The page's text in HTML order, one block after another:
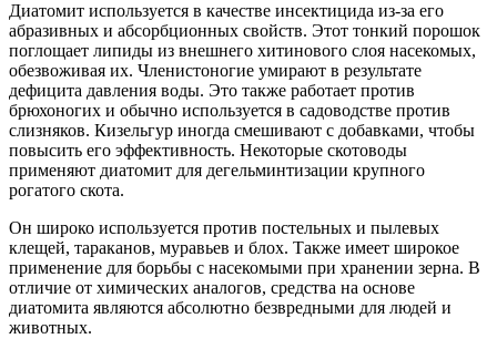
Диатомит используется в качестве инсектицида из-за его
абразивных и абсорбционных свойств. Этот тонкий порошок
поглощает липиды из внешнего хитинового слоя насекомых,
обезвоживая их. Членистоногие умирают в результате
дефицита давления воды. Это также работает против
брюхоногих и обычно используется в садоводстве против
слизняков. Кизельгур иногда смешивают с добавками, чтобы
повысить его эффективность. Некоторые скотоводы
применяют диатомит для дегельминтизации крупного
рогатого скота.
Он широко используется против постельных и пылевых
клещей, тараканов, муравьев и блох. Также имеет широкое
применение для борьбы с насекомыми при хранении зерна. В
отличие от химических аналогов, средства на основе
диатомита являются абсолютно безвредными для людей и
животных.